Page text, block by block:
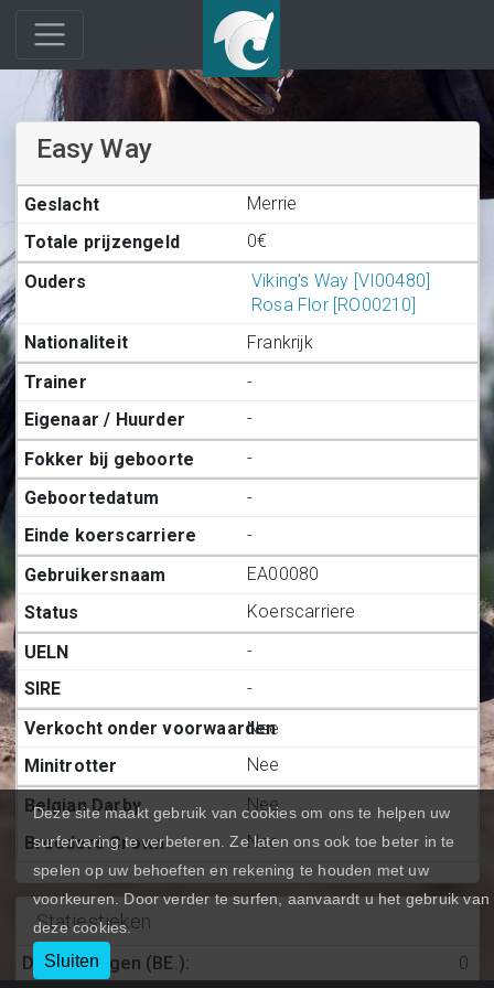
Easy Way
Merrie
0€
Viking's Way [VI00480]
Rosa Flor [RO00210]
Frankrijk
-
-
-
-
-
EA00080
Koerscarriere
-
-
Nee
Nee
Nee
Nee
Statiestieken
Deelnemingen (BE.): 0
Deze site maakt gebruik van cookies om ons te helpen uw
surfervaring te verbeteren. Ze laten ons ook toe beter in te
spelen op uw behoeften en rekening te houden met uw
voorkeuren. Door verder te surfen, aanvaardt u het gebruik van
deze cookies.
Sluiten